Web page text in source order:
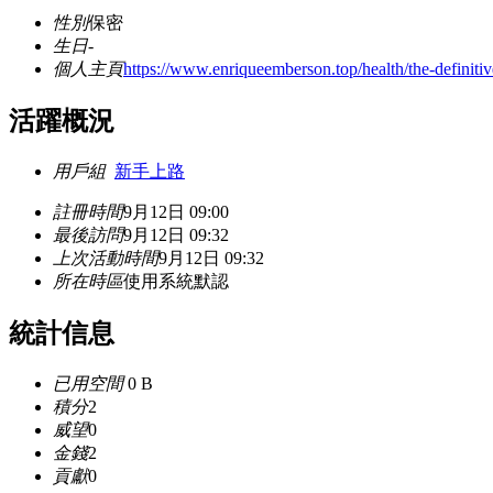
性別保密
生日-
個人主頁https://www.enriqueemberson.top/health/the-
活躍概況
用戶組 新手上路
註冊時間9月12日 09:00
最後訪問9月12日 09:32
上次活動時間9月12日 09:32
所在時區使用系統默認
統計信息
已用空間0 B
積分2
威望0
金錢2
貢獻0